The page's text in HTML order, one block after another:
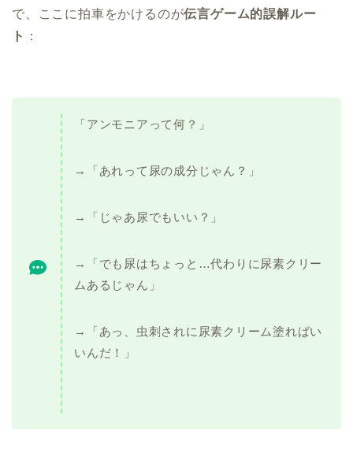
で、ここに拍車をかけるのが伝言ゲーム的誤解ルー
ト
：
「アンモニアって何？」
→「あれって尿の成分じゃん？」
→「じゃあ尿でもいい？」
→「でも尿はちょっと…代わりに尿素クリー
ムあるじゃん」
→「あっ、虫刺されに尿素クリーム塗ればい
いんだ！」